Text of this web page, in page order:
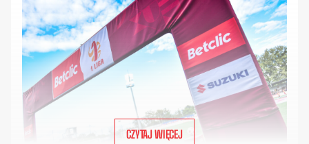
CZYTAJ WIĘCEJ